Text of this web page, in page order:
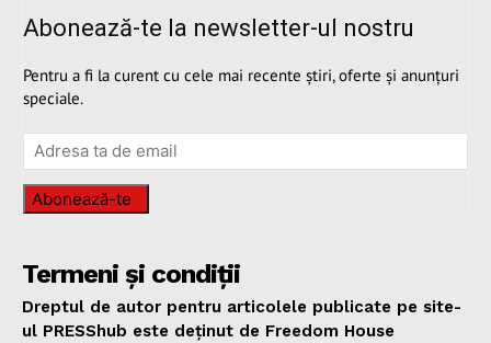
Abonează-te la newsletter-ul nostru
Pentru a fi la curent cu cele mai recente știri, oferte și anunțuri
speciale.
Abonează-te
Termeni și condiții
Dreptul de autor pentru articolele publicate pe site-
ul PRESShub este deținut de Freedom House